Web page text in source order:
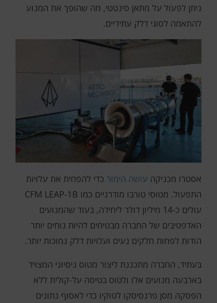
ניתן לפעול על מתאן סינטטי, מה שהופך את המנוע
להתאמה לסוגי דלק עתידיים.
אסטרו מכניקה עושה הימור כדי להפחית את עלויות
התפעול. מטוסי טורבו מודרניים כמו CFM LEAP-1B
עולים כ-14 מיליון דולר ליחידה, בעוד שהמנועים
האדפטיבים של החברה מבטיחים להיות נוחים יותר
הודות לפחות חלקים נעים ועלויות דלק נמוכות יותר.
בעתיד, החברה מתכננת ליצור מטוס ניסיוני המצויד
בארבעה מנועים אלו ולטוס בטיסה על-קולית ללא
הפסקה מסן פרנסיסקו לטוקיו כדי לאסוף נתונים